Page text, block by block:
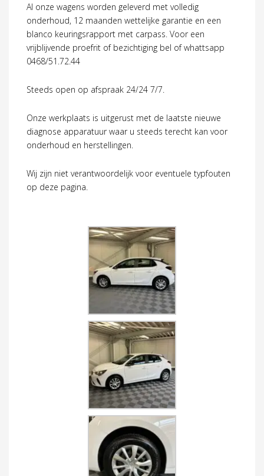
Al onze wagens worden geleverd met volledig
onderhoud, 12 maanden wettelijke garantie en een
blanco keuringsrapport met carpass. Voor een
vrijblijvende proefrit of bezichtiging bel of whattsapp
0468/51.72.44
Steeds open op afspraak 24/24 7/7.
Onze werkplaats is uitgerust met de laatste nieuwe
diagnose apparatuur waar u steeds terecht kan voor
onderhoud en herstellingen.
Wij zijn niet verantwoordelijk voor eventuele typfouten
op deze pagina.